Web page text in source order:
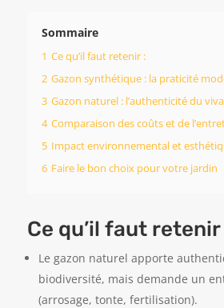
Sommaire
1 Ce qu’il faut retenir :
2 Gazon synthétique : la praticité
3 Gazon naturel : l’authenticité du
4 Comparaison des coûts et de
5 Impact environnemental et
6 Faire le bon choix pour votre jardin
Ce qu’il faut retenir
Le gazon naturel apporte
biodiversité, mais demande un
(arrosage, tonte, fertilisation).